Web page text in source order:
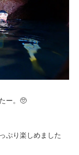
ー。🥺
ぷり楽しめました